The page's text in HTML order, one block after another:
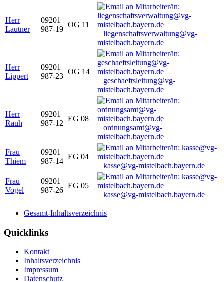
Herr
Lautner
09201
987-19
OG 11
liegenschaftsverwaltung@vg-
mistelbach.bayern.de
Herr
Lippert
09201
987-23
OG 14
geschaeftsleitung@vg-
mistelbach.bayern.de
Herr
Rauh
09201
987-12
EG 08
ordnungsamt@vg-
mistelbach.bayern.de
Frau
Thiem
09201
987-14
EG 04
kasse@vg-mistelbach.bayern.de
Frau
Vogel
09201
987-26
EG 05
kasse@vg-mistelbach.bayern.de
Gesamt-Inhaltsverzeichnis
Quicklinks
Kontakt
Inhaltsverzeichnis
Impressum
Datenschutz